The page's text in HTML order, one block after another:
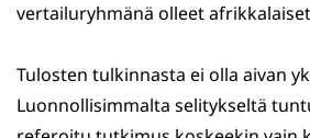
vertailuryhmänä olleet
Tulosten tulkinnasta ei olla aivan
Luonnollisimmalta selitykseltä